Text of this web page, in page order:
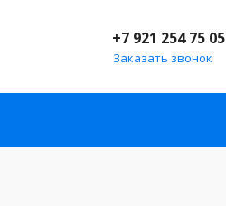
+7 921 254 75 05
Заказать звонок